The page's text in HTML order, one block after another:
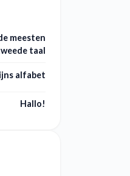
meesten
taal
alfabet
Hallo!